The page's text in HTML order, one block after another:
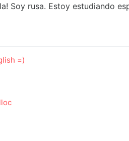
Soy rusa. Estoy estudiando
=)